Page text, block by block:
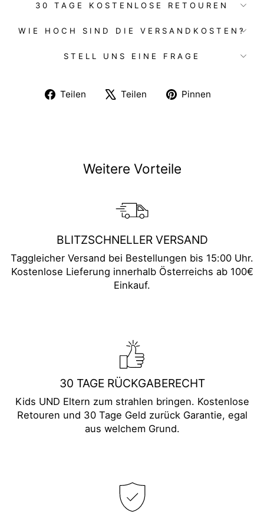
30 TAGE KOSTENLOSE RETOUREN
WIE HOCH SIND DIE VERSANDKOSTEN?
STELL UNS EINE FRAGE
Teilen
Auf
Teilen
Auf
Pinnen
Weitere Vorteile
BLITZSCHNELLER VERSAND
Taggleicher Versand bei Bestellungen bis 15:00 Uhr.
Kostenlose Lieferung innerhalb Österreichs ab 100€
Einkauf.
30 TAGE RÜCKGABERECHT
Kids UND Eltern zum strahlen bringen. Kostenlose
Retouren und 30 Tage Geld zurück Garantie, egal
aus welchem Grund.